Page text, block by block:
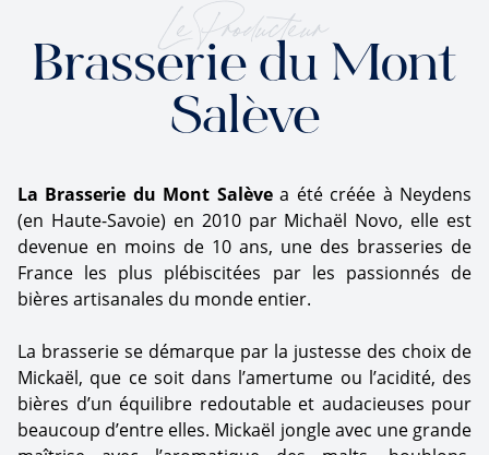
Le Producteur
Brasserie du Mont
Salève
La Brasserie du Mont Salèvea été créée à Neydens
(en Haute-Savoie) en 2010 par Michaël Novo, elle est
devenue en moins de 10 ans, une des brasseries de
France les plus plébiscitées par les passionnés de
bières artisanales du monde entier.
La brasserie se démarque par la justesse des choix de
Mickaël, que ce soit dans l’amertume ou l’acidité, des
bières d’un équilibre redoutable et audacieuses pour
beaucoup d’entre elles. Mickaël jongle avec une grande